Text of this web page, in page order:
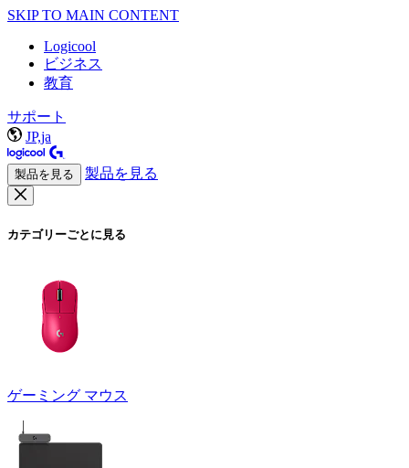
SKIP TO MAIN CONTENT
Logicool
ビジネス
教育
サポート
JP,ja
製品を見る 製品を見る
カテゴリーごとに見る
ゲーミング マウス